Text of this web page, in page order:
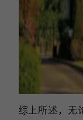
综上所述，无